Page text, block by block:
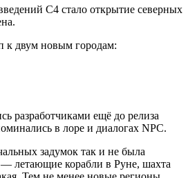
C4 стало открытие северных
к двум новым городам:
разработчиками ещё до релиза
в лоре и диалогах NPC.
задумок так и не была
летающие корабли в Руне, шахта